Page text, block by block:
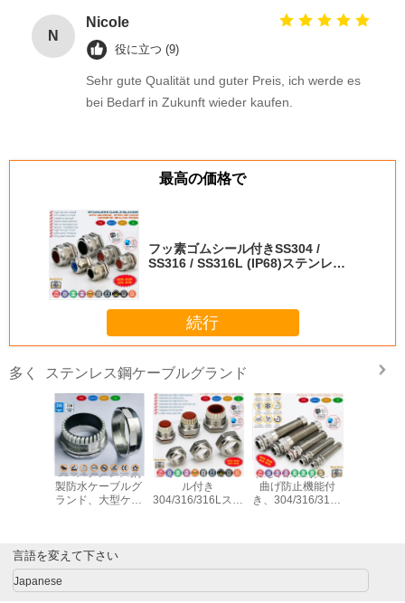
N
Nicole
役に立つ (9)
Sehr gute Qualität und guter Preis, ich werde es
bei Bedarf in Zukunft wieder kaufen.
最高の価格で
フッ素ゴムシール付きSS304 /
SS316 / SS316L (IP68)ステンレス
続行
多く ステンレス鋼ケーブルグランド
304ステンレス鋼
製防水ケーブルグ
ランド、大型ケー
ス鋼 M88x2 メト
リック ケーブル
グランド コネクタ
IP68
シリコンゴムシー
ル付き
304/316/316Lステ
タ)
ねじれ防止および
曲げ防止機能付
き、304/316/316L
言語を変えて下さい
Japanese